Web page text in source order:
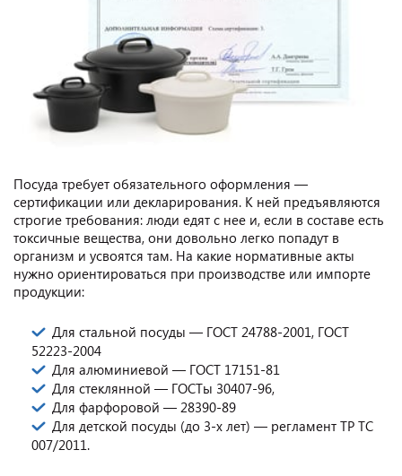
Посуда требует обязательного оформления —
сертификации или декларирования. К ней предъявляются
строгие требования: люди едят с нее и, если в составе есть
токсичные вещества, они довольно легко попадут в
организм и усвоятся там. На какие нормативные акты
нужно ориентироваться при производстве или импорте
продукции:
Для стальной посуды — ГОСТ 24788-2001, ГОСТ
52223-2004
Для алюминиевой — ГОСТ 17151-81
Для стеклянной — ГОСТы 30407-96,
Для фарфоровой — 28390-89
Для детской посуды (до 3-х лет) — регламент ТР ТС
007/2011.